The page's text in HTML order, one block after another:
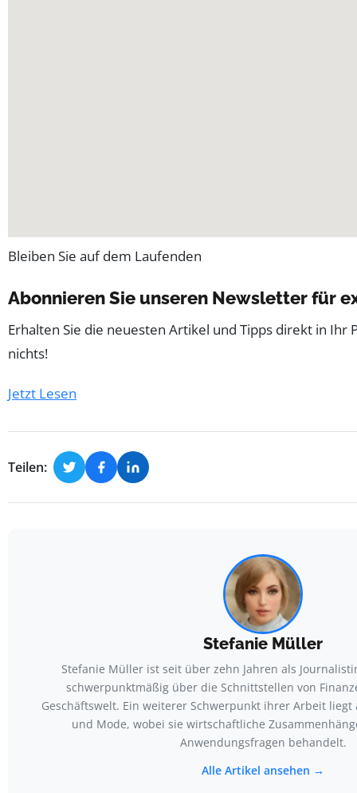
Bleiben Sie auf dem Laufenden
Abonnieren Sie unseren Newsletter für
Erhalten Sie die neuesten Artikel und Tipps direkt in Ihr
nichts!
Jetzt Lesen
Teilen:
Stefanie Müller
Stefanie Müller ist seit über zehn Jahren als
schwerpunktmäßig über die Schnittstellen von
Geschäftswelt. Ein weiterer Schwerpunkt ihrer Arbeit liegt
und Mode, wobei sie wirtschaftliche
Anwendungsfragen behandelt.
Alle Artikel ansehen →